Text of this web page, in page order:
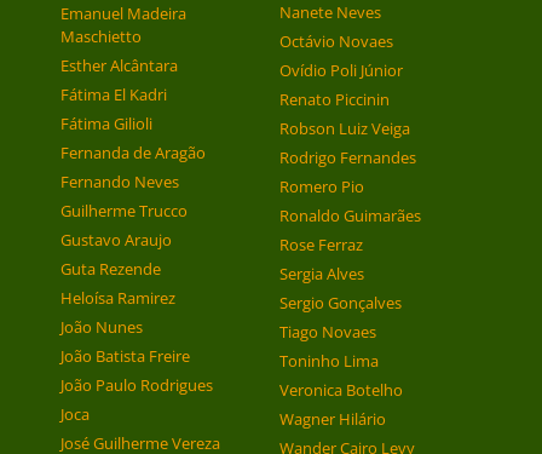
Emanuel Madeira
Maschietto
Esther Alcântara
Fátima El Kadri
Fátima Gilioli
Fernanda de Aragão
Fernando Neves
Guilherme Trucco
Gustavo Araujo
Guta Rezende
Heloísa Ramirez
João Nunes
João Batista Freire
João Paulo Rodrigues
Joca
José Guilherme Vereza
Nanete Neves
Octávio Novaes
Ovídio Poli Júnior
Renato Piccinin
Robson Luiz Veiga
Rodrigo Fernandes
Romero Pio
Ronaldo Guimarães
Rose Ferraz
Sergia Alves
Sergio Gonçalves
Tiago Novaes
Toninho Lima
Veronica Botelho
Wagner Hilário
Wander Cairo Levy